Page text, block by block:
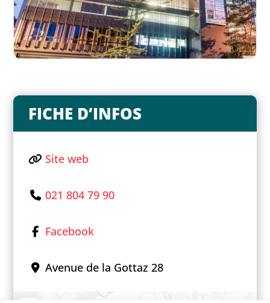
FICHE D’INFOS
Site web
021 804 79 90
Facebook
Avenue de la Gottaz 28